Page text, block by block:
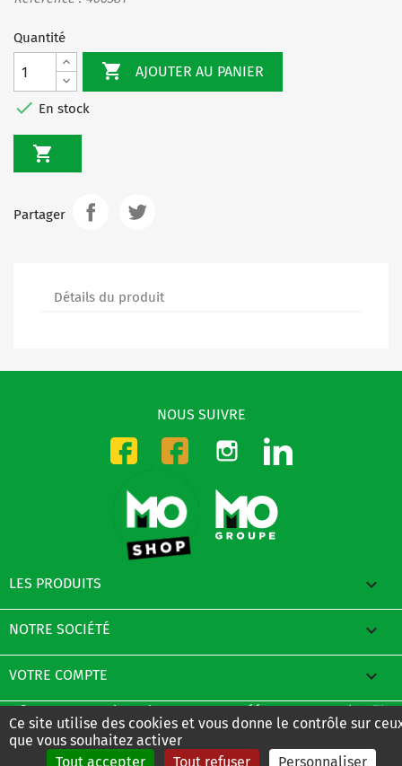
Quantité
 AJOUTER AU PANIER
 En stock

Partager
Détails du produit
NOUS SUIVRE
Facebook-CMOFacebook-DMO
Instagram
LES PRODUITS 
NOTRE SOCIÉTÉ 
VOTRE COMPTE 
© 2026 - E-Boutique du Groupe MO créée avec PrestaShop™
Ce site utilise des cookies et vous donne le contrôle sur
que vous souhaitez activer
Tout accepter
Tout refuser Personnaliser